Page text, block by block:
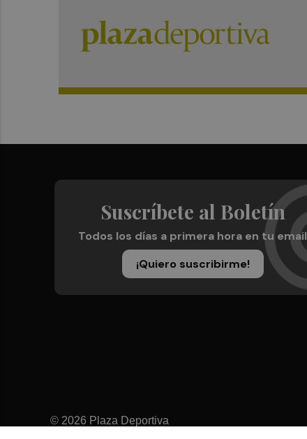
Suscríbete al Boletín
Todos los días a primera hora en tu email
¡Quiero suscribirme!
© 2026 Plaza Deportiva